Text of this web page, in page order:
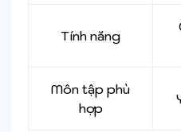
Tính năng
Môn tập phù
hợp